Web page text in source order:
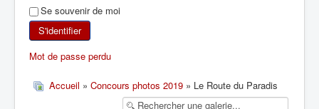
SKI DE RANDONNÉE
RANDONNÉE SPORTIVE
Se souvenir de moi
S'identifier
Mot de passe perdu
Accueil » Concours photos 2019 » Le Route du Paradis